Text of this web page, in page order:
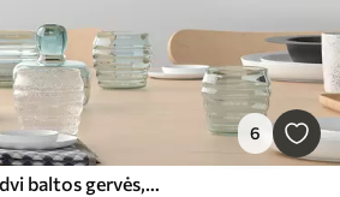
6
Tvenkinyje stovinčios dvi baltos gervės, apsuptos sodraus žalio miško su švelniu, išsklaidytu apšvietimu